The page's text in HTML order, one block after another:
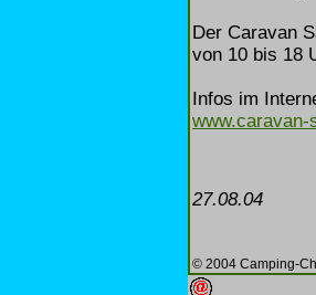
Der Caravan
von 10 bis 18
Infos im
www.caravan-
27.08.04
© 2004 Camping-